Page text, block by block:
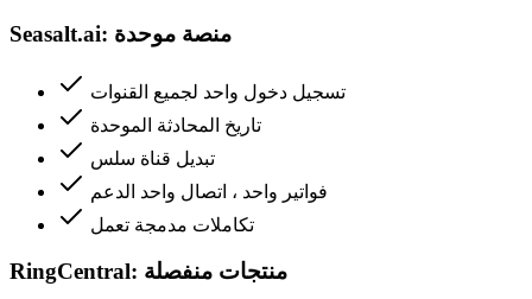
Seasalt.ai: منصة موحدة
تسجيل دخول واحد لجميع القنوات
تاريخ المحادثة الموحدة
تبديل قناة سلس
فواتير واحد ، اتصال واحد الدعم
تكاملات مدمجة تعمل
RingCentral: منتجات منفصلة